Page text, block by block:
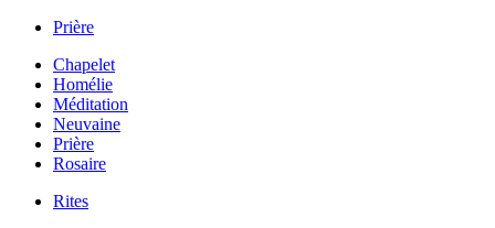
Prière
Chapelet
Homélie
Méditation
Neuvaine
Prière
Rosaire
Rites